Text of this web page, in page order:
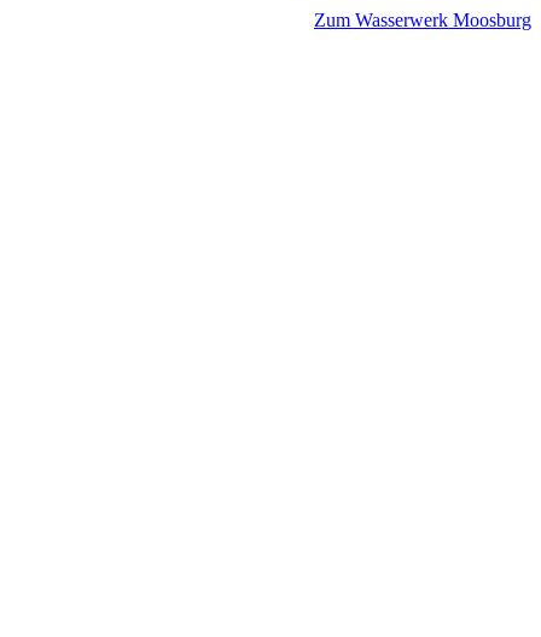
Zum Wasserwerk Moosburg